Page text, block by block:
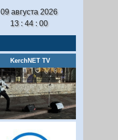
09 августа 2026
13 : 44 : 01
KerchNET TV